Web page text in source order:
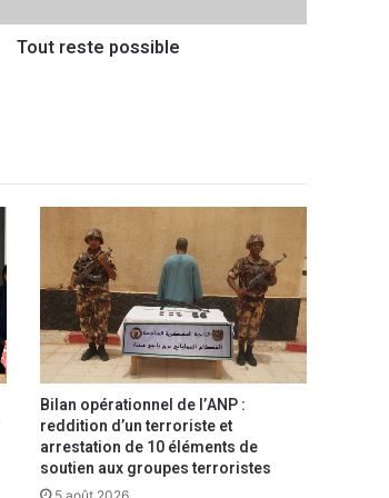
Tout reste possible
Bilan opérationnel de l’ANP :
reddition d’un terroriste et
arrestation de 10 éléments de
soutien aux groupes terroristes